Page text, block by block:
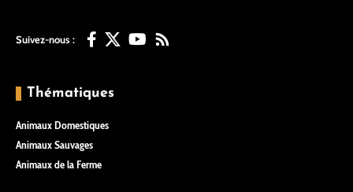
Suivez-nous :
Thématiques
Animaux Domestiques
Animaux Sauvages
Animaux de la Ferme